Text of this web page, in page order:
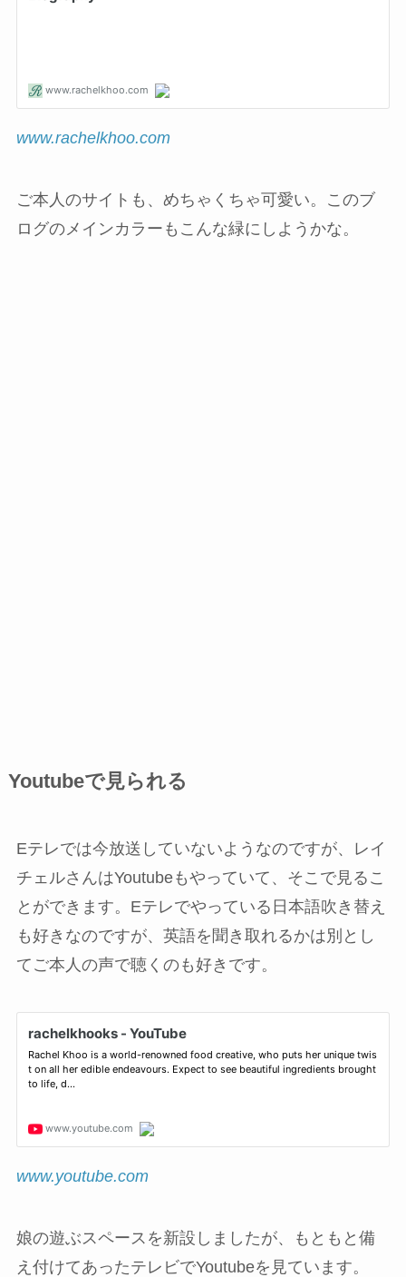
www.rachelkhoo.com
ご本人のサイトも、めちゃくちゃ可愛い。このブ
ログのメインカラーもこんな緑にしようかな。
Youtubeで見られる
Eテレでは今放送していないようなのですが、レイ
チェルさんはYoutubeもやっていて、そこで見るこ
とができます。Eテレでやっている日本語吹き替え
も好きなのですが、英語を聞き取れるかは別とし
てご本人の声で聴くのも好きです。
www.youtube.com
娘の遊ぶスペースを新設しましたが、もともと備
え付けてあったテレビでYoutubeを見ています。